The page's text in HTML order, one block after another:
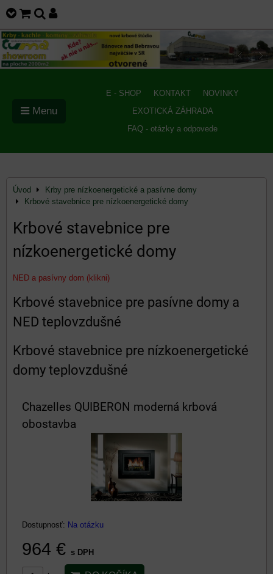
E - SHOP KONTAKT
NOVINKY
EXOTICKÁ ZÁHRADA
FAQ - otázky a odpovede
Menu
Úvod
Krby pre nízkoenergetické a pasívne domy
Krbové stavebnice pre nízkoenergetické domy
Krbové stavebnice pre
nízkoenergetické domy
NED a pasívny dom (klikni)
Krbové stavebnice pre pasívne domy a
NED teplovzdušné
Krbové stavebnice pre nízkoenergetické
domy teplovzdušné
Chazelles QUIBERON moderná krbová
obostavba
Dostupnosť: Na otázku
964 € s DPH